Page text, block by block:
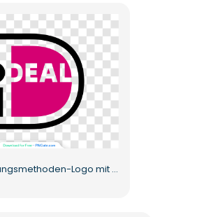
Ideales Zahlungsmethoden-Logo mit hochwertigem transparentem Hintergrund, kostenloses PNG